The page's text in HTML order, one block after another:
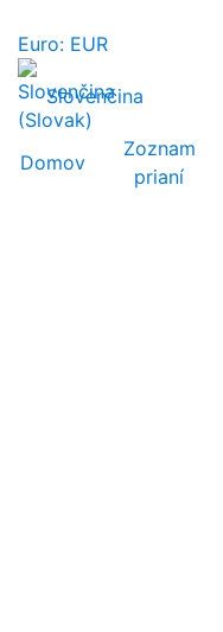
Euro: EUR
Slovenčina
Domov
Zoznam
prianí